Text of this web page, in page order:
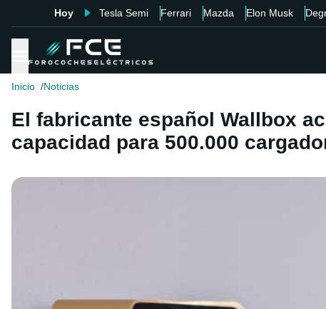
Hoy Tesla Semi Ferrari Mazda Elon Musk
Inicio Noticias
El fabricante español Wallbox
capacidad para 500.000